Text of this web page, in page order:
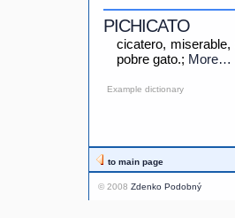
PICHICATO
cicatero,
pobre gato.; More…
Example dictionary
to main page
© 2008 Zdenko Podobný